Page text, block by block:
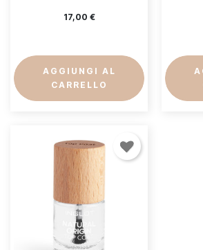
17,00 €
AGGIUNGI AL
CARRELLO